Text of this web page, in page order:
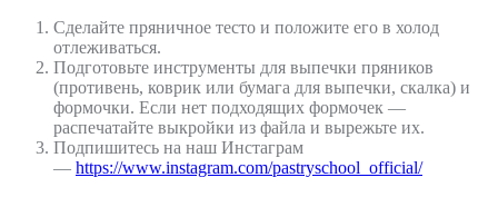
Сделайте пряничное тесто и положите его в холод
отлеживаться.
Подготовьте инструменты для выпечки пряников
(противень, коврик или бумага для выпечки, скалка) и
формочки. Если нет подходящих формочек —
распечатайте выкройки из файла и вырежьте их.
Подпишитесь на наш Инстаграм
— https://www.instagram.com/pastryschool_official/